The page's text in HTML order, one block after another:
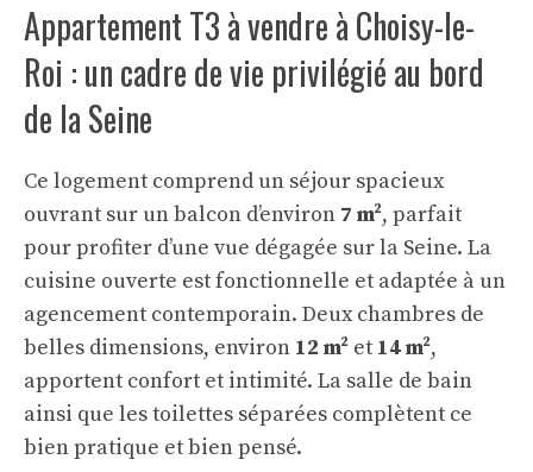
Appartement T3 à vendre à Choisy-le-
Roi : un cadre de vie privilégié au bord
de la Seine
Ce logement comprend un séjour spacieux
ouvrant sur un balcon d’environ 7 m², parfait
pour profiter d’une vue dégagée sur la Seine. La
cuisine ouverte est fonctionnelle et adaptée à un
agencement contemporain. Deux chambres de
belles dimensions, environ 12 m² et 14 m²,
apportent confort et intimité. La salle de bain
ainsi que les toilettes séparées complètent ce
bien pratique et bien pensé.